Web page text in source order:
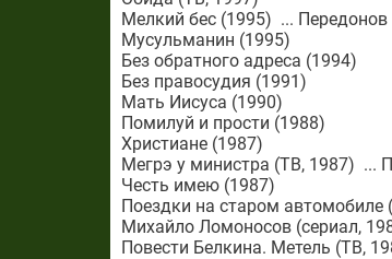
Мелкий бес (1995) ... Передонов
Мусульманин (1995)
Без обратного адреса (1994)
Без правосудия (1991)
Мать Иисуса (1990)
Помилуй и прости (1988)
Христиане (1987)
Мегрэ у министра (ТВ, 1987) ...
Честь имею (1987)
Поездки на старом
Михайло Ломоносов (сериал,
Повести Белкина. Метель (ТВ,